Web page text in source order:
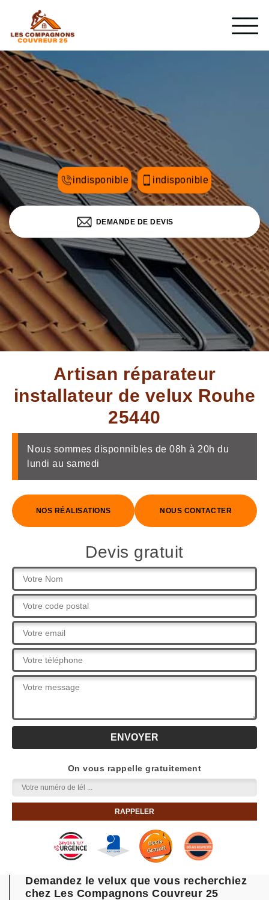
indisponible indisponible
DEMANDE DE DEVIS
Artisan réparateur
installateur de velux Rouhe
25440
Nous sommes disponnibles de 08h à 20h du
lundi au samedi
NOS RÉALISATIONS NOUS CONTACTER
Devis gratuit
On vous rappelle gratuitement
Demandez le velux que vous recherchiez
chez Les Compagnons Couvreur 25